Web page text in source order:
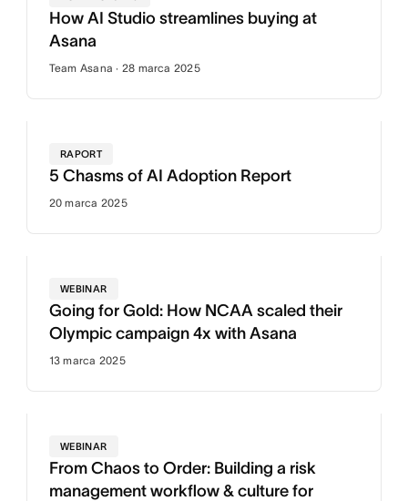
How AI Studio streamlines buying at
Asana
Team Asana · 28 marca 2025
RAPORT
5 Chasms of AI Adoption Report
20 marca 2025
WEBINAR
Going for Gold: How NCAA scaled their
Olympic campaign 4x with Asana
13 marca 2025
WEBINAR
From Chaos to Order: Building a risk
management workflow & culture for